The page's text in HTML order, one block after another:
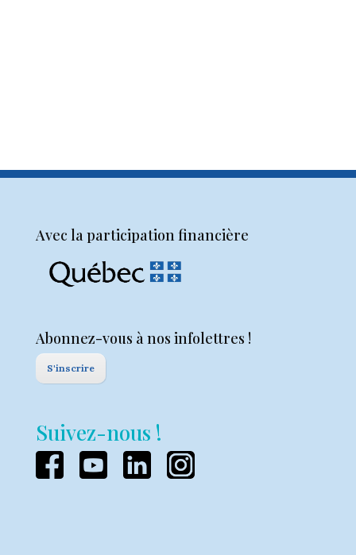
Avec la participation financière
Abonnez-vous à nos infolettres !
S'inscrire
Suivez-nous !